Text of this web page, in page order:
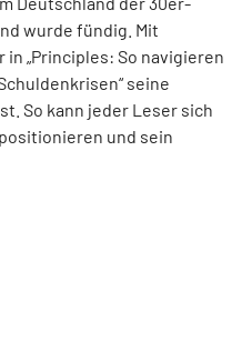
wurde fündig. Mit
„Principles: So navigieren
seine
So kann jeder Leser sich
und sein